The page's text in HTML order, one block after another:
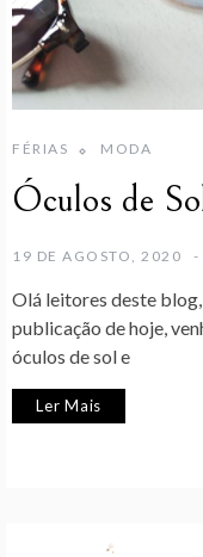
FÉRIAS MODA
Óculos de
19 DE AGOSTO, 2020
Olá leitores deste
publicação de hoje,
óculos de sol e
Ler Mais